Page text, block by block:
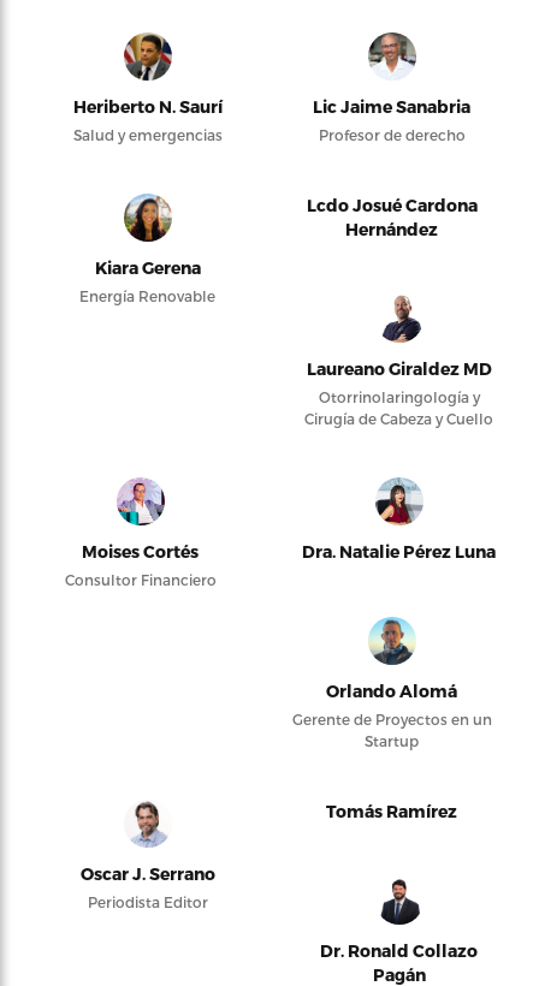
Heriberto N. Saurí
Salud y emergencias
Lic Jaime Sanabria
Profesor de derecho
Kiara Gerena
Energía Renovable
Lcdo Josué Cardona
Hernández
Laureano Giraldez MD
Otorrinolaringología y
Cirugía de Cabeza y Cuello
Moises Cortés
Consultor Financiero
Dra. Natalie Pérez Luna
Orlando Alomá
Gerente de Proyectos en un
Startup
Oscar J. Serrano
Periodista Editor
Tomás Ramírez
Dr. Ronald Collazo
Pagán